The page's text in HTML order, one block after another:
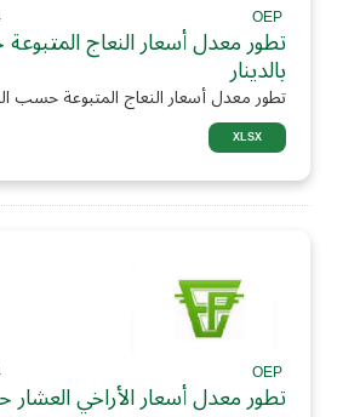
OEP
4
تطور معدل أسعار النعاج
بالدينار
تطور معدل أسعار النعاج المتبوعة حسب
XLSX
OEP
4
تطور معدل أسعار الأراخي